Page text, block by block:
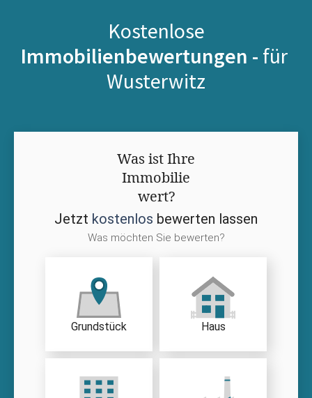
Kostenlose
Immobilienbewertungen - für
Wusterwitz
Was ist Ihre
Immobilie
wert?
Jetzt kostenlos bewerten lassen
Was möchten Sie bewerten?
Grundstück Haus